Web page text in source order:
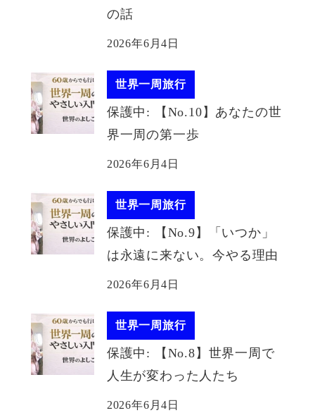
の話
2026年6月4日
世界一周旅行
保護中: 【No.10】あなたの世
界一周の第一歩
2026年6月4日
世界一周旅行
保護中: 【No.9】「いつか」
は永遠に来ない。今やる理由
2026年6月4日
世界一周旅行
保護中: 【No.8】世界一周で
人生が変わった人たち
2026年6月4日